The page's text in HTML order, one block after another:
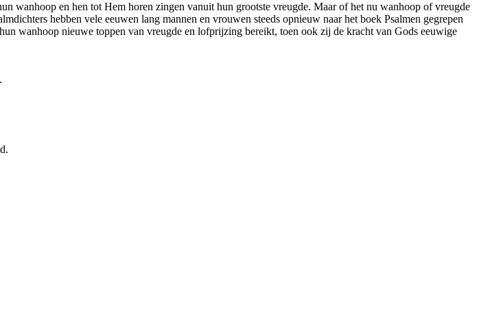
wanhoop en hen tot Hem horen zingen vanuit hun grootste vreugde. Maar of het nu wanhoop of vreugde
hebben vele eeuwen lang mannen en vrouwen steeds opnieuw naar het boek Psalmen gegrepen
wanhoop nieuwe toppen van vreugde en lofprijzing bereikt, toen ook zij de kracht van Gods eeuwige